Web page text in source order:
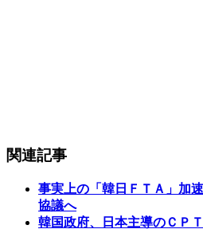
関連記事
事実上の「韓日ＦＴＡ」加
協議へ
韓国政府、日本主導のＣＰ